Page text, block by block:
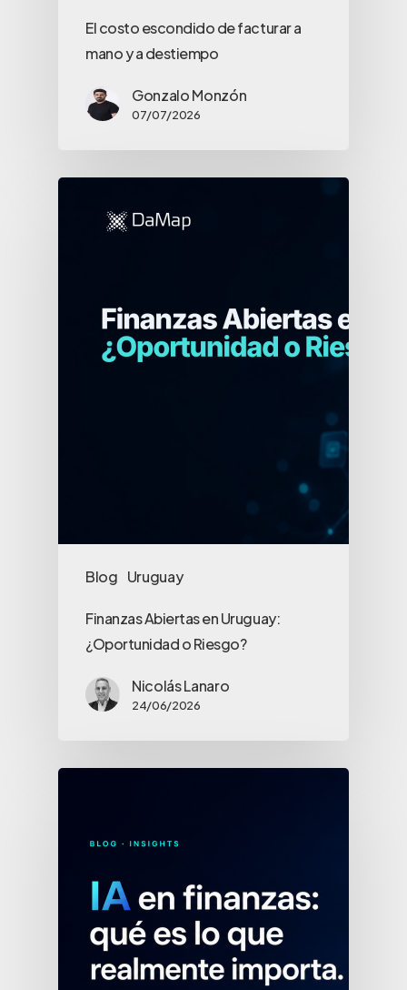
El costo escondido de facturar a
mano y a destiempo
Gonzalo Monzón
07/07/2026
Blog Uruguay
Finanzas Abiertas en Uruguay:
¿Oportunidad o Riesgo?
Nicolás Lanaro
24/06/2026